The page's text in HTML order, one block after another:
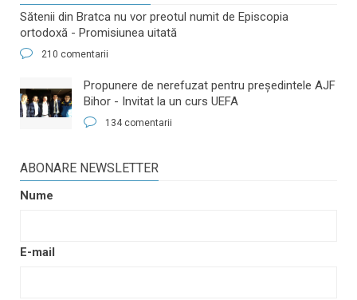
Sătenii din Bratca nu vor preotul numit de Episcopia
ortodoxă - Promisiunea uitată
210 comentarii
​Propunere de nerefuzat pentru preşedintele AJF
Bihor - Invitat la un curs UEFA
134 comentarii
ABONARE NEWSLETTER
Nume
E-mail